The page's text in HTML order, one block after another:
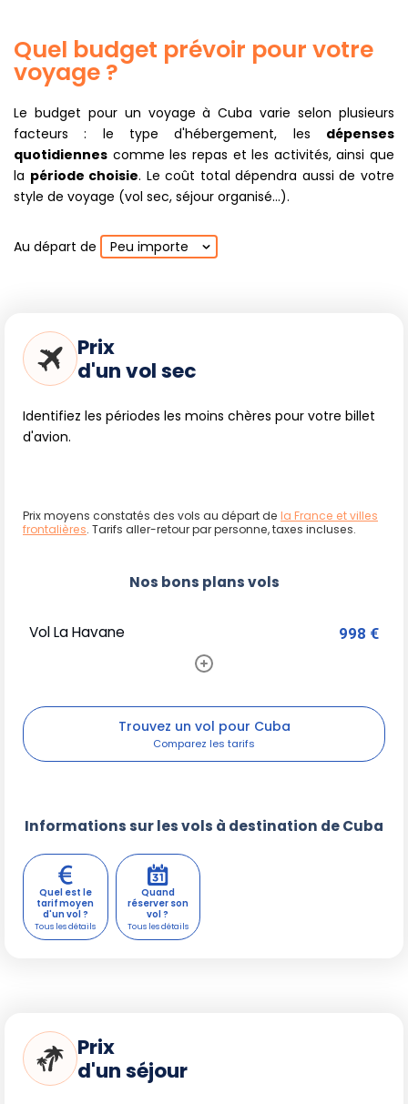
Quel budget prévoir pour votre
voyage ?
Le budget pour un voyage à Cuba varie selon plusieurs
facteurs : le type d'hébergement, les dépenses
quotidiennes comme les repas et les activités, ainsi que
la période choisie. Le coût total dépendra aussi de votre
style de voyage (vol sec, séjour organisé...).
Au départ de Peu importe
Prix
d'un vol sec
Identifiez les périodes les moins chères pour votre billet
d'avion.
Prix moyens constatés des vols au départ de la France et villes
frontalières. Tarifs aller-retour par personne, taxes incluses.
Nos bons plans vols
Vol La Havane 998 €
Trouvez un vol pour Cuba
Informations sur les vols à destination de Cuba
Quel est le
tarif moyen
d'un vol ?
Quand
réserver son
vol ?
Prix
d'un séjour